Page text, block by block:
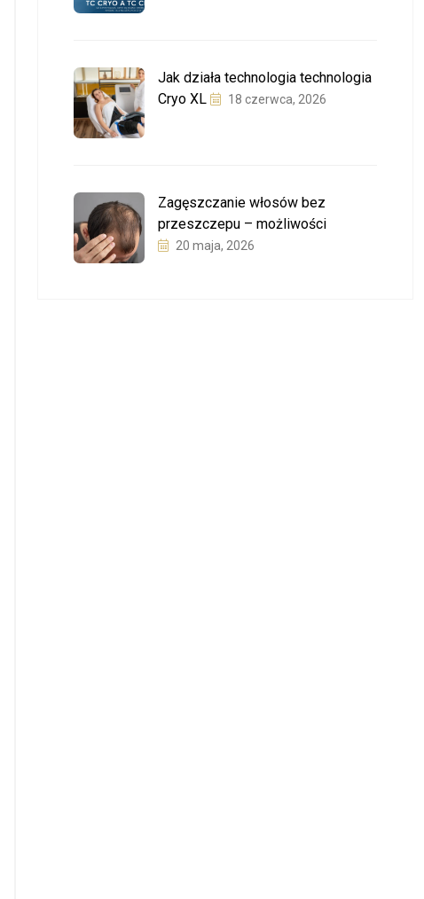
Jak działa technologia technologia
Cryo XL
18 czerwca, 2026
Zagęszczanie włosów bez
przeszczepu – możliwości
20 maja, 2026